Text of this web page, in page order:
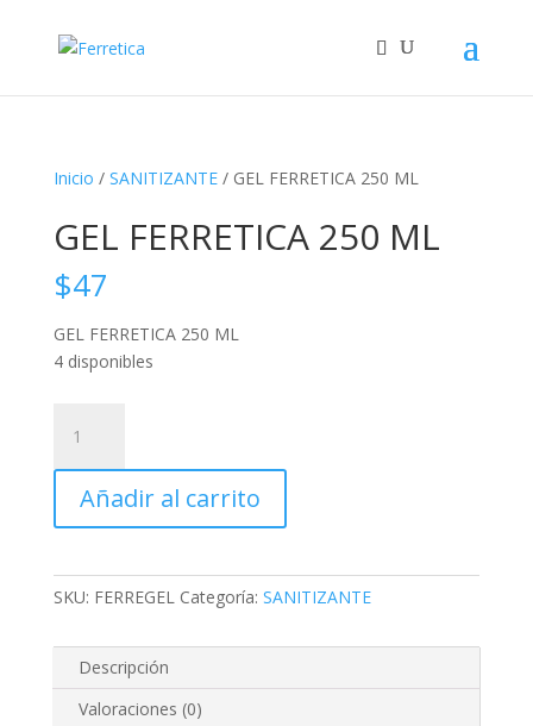
Inicio / SANITIZANTE/ GEL FERRETICA 250 ML
GEL FERRETICA 250 ML
$47
GEL FERRETICA 250 ML
4 disponibles
FERRETICA
250
cantidad
Añadir al carrito
SKU: FERREGEL Categoría: SANITIZANTE
Descripción
Valoraciones (0)